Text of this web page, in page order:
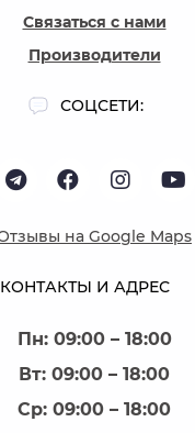
КОНТАКТЫ И АДРЕС
Пн: 09:00 – 18:00
Вт: 09:00 – 18:00
Ср: 09:00 – 18:00
Связаться с нами
Производители
СОЦСЕТИ:
на Google Maps